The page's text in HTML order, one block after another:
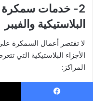
2- خدمات سمكرة
البلاستيكية والفيبر
لا تقتصر أعمال السمكرة
الأجزاء البلاستيكية التي
المراكز:
لحام الصدامات